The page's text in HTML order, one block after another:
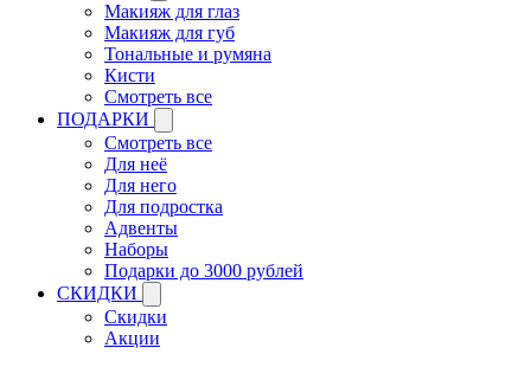
Макияж для глаз
Макияж для губ
Тональные и румяна
Кисти
Смотреть все
ПОДАРКИ
Смотреть все
Для неё
Для него
Для подростка
Адвенты
Наборы
Подарки до 3000 рублей
СКИДКИ
Скидки
Акции